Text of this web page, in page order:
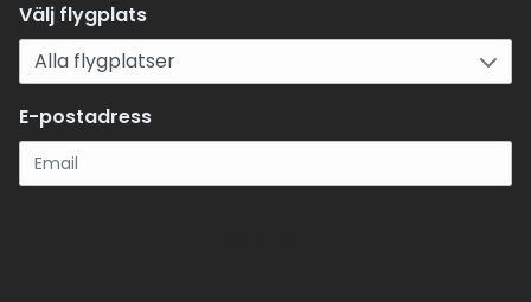
Välj flygplats
E-postadress